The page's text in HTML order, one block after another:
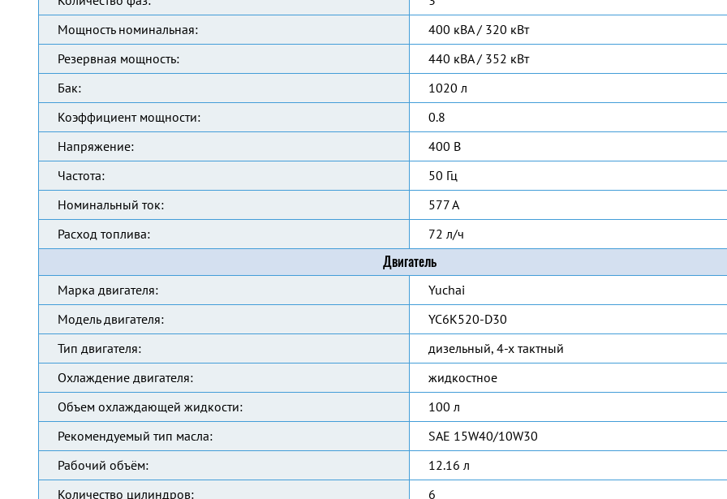
Мощность номинальная:
400 кВА / 320 кВт
Резервная мощность:
440 кВА / 352 кВт
Бак:
1020 л
Коэффициент мощности:
0.8
Напряжение:
400 В
Частота:
50 Гц
Номинальный ток:
577 А
Расход топлива:
72 л/ч
Двигатель
Марка двигателя:
Yuchai
Модель двигателя:
YC6K520-D30
Тип двигателя:
дизельный, 4-х тактный
Охлаждение двигателя:
жидкостное
Объем охлаждающей жидкости:
100 л
Рекомендуемый тип масла:
SAE 15W40/10W30
Рабочий объём:
12.16 л
Количество цилиндров:
6